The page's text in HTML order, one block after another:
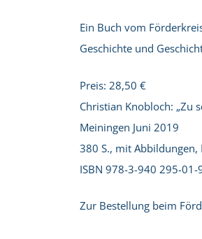
Ein Buch vom
Geschichte und
Preis: 28,50 €
Christian Knobloch: „Zu
Meiningen Juni 2019
380 S., mit
ISBN 978-3-940 295-01-
Zur Bestellung beim